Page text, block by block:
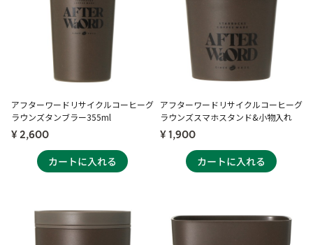
アフターワードリサイクルコーヒーグ
ラウンズタンブラー355ml
¥ 2,600
アフターワードリサイクルコーヒーグ
ラウンズスマホスタンド&小物入れ
¥ 1,900